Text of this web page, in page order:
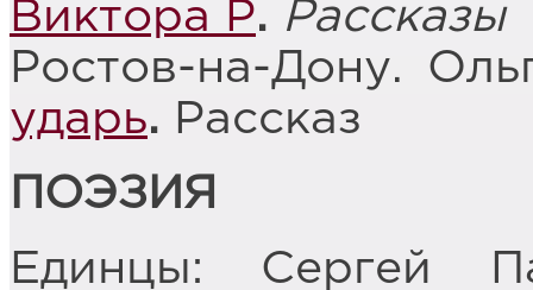
Виктора Р. Рассказы
Ростов-на-Дону.
ударь. Рассказ
ПОЭЗИЯ
Единцы: Сергей